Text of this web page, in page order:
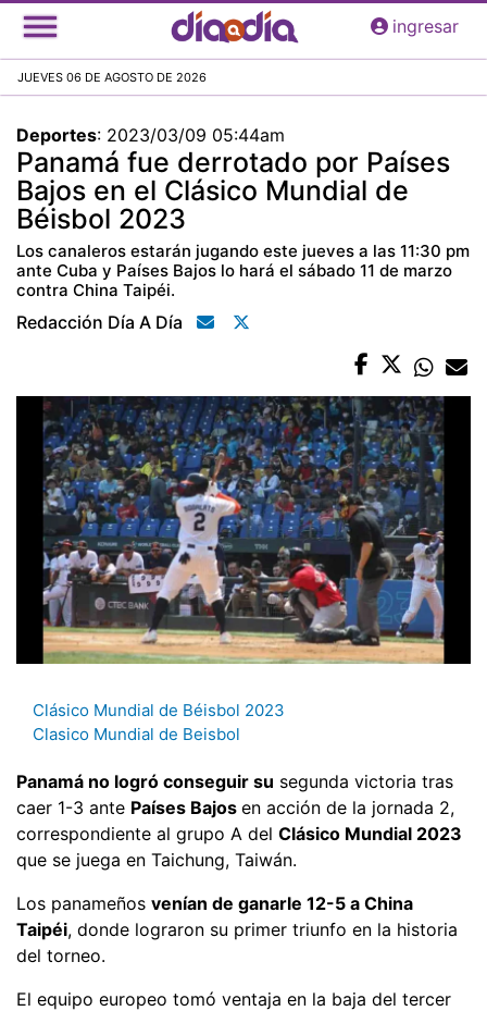
Pasar
al
principal
ingresar
JUEVES 06 DE AGOSTO DE 2026
Deportes: 2023/03/09 05:44am
Panamá fue derrotado por Países
Bajos en el Clásico Mundial de
Béisbol 2023
Los canaleros estarán jugando este jueves a las 11:30 pm
ante Cuba y Países Bajos lo hará el sábado 11 de marzo
contra China Taipéi.
Redacción Día A Día
Clásico Mundial de Béisbol 2023
Clasico Mundial de Beisbol
Panamá no logró conseguir su segunda victoria tras
caer 1-3 ante Países Bajos en acción de la jornada 2,
correspondiente al grupo A del Clásico Mundial 2023
que se juega en Taichung, Taiwán.
Los panameños venían de ganarle 12-5 a China
Taipéi, donde lograron su primer triunfo en la historia
del torneo.
El equipo europeo tomó ventaja en la baja del tercer